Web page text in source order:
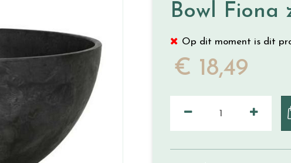
Bowl Fiona
Op dit moment is dit
€ 18,49